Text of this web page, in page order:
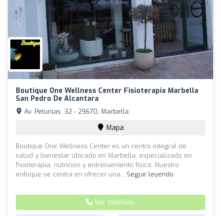
Boutique One Wellness Center Fisioterapia Marbella
San Pedro De Alcantara
Av. Petunias, 32 - 29670, Marbella
Mapa
Boutique One Wellness Center es un centro integral de
salud y bienestar ubicado en Marbella, especializado en
fisioterapia, nutrición y entrenamiento físico. Nuestro
enfoque se centra en ofrecer una... Seguir leyendo
Ver teléfono